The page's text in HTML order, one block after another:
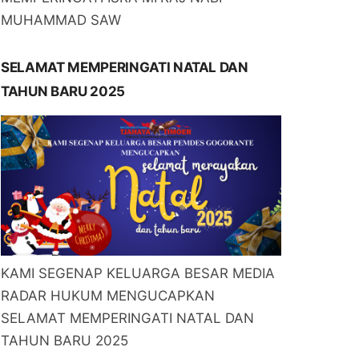
MUHAMMAD SAW
SELAMAT MEMPERINGATI NATAL DAN
TAHUN BARU 2025
KAMI SEGENAP KELUARGA BESAR MEDIA
RADAR HUKUM MENGUCAPKAN
SELAMAT MEMPERINGATI NATAL DAN
TAHUN BARU 2025